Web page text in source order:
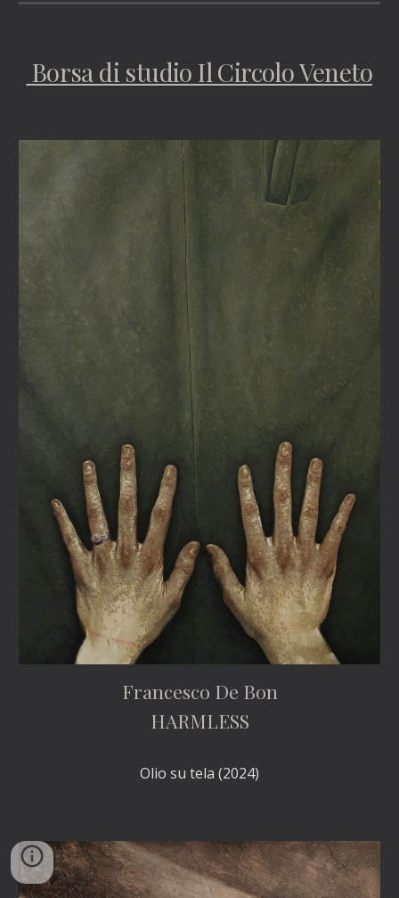
Borsa di studio Il Circolo Veneto
Francesco De Bon
HARMLESS
Olio su tela (2024)